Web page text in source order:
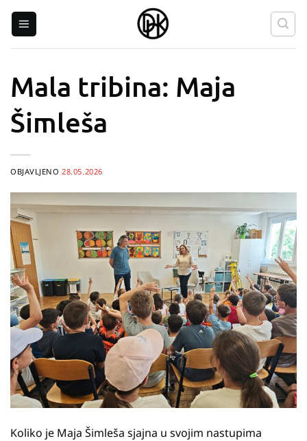
Mala tribina: Maja
Šimleša
OBJAVLJENO28.05.2026
Koliko je Maja Šimleša sjajna u svojim nastupima